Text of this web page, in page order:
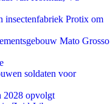
insectenfabriek Protix om
Mato Grosso
soldaten voor
2028 opvolgt